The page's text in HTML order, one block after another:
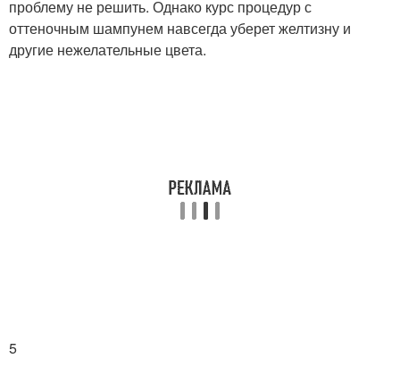
проблему не решить. Однако курс процедур с
оттеночным шампунем навсегда уберет желтизну и
другие нежелательные цвета.
5